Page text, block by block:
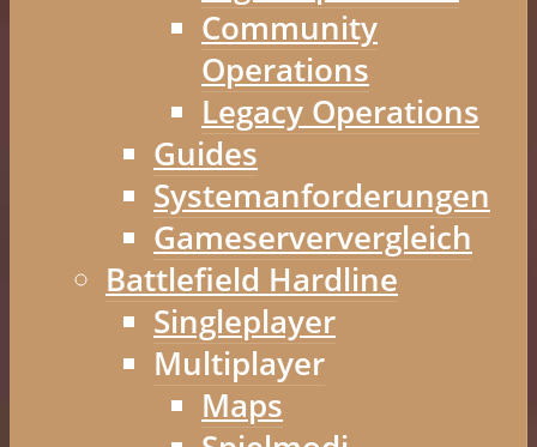
Community
Operations
Legacy Operations
Guides
Systemanforderungen
Gameserververgleich
Battlefield Hardline
Singleplayer
Multiplayer
Maps